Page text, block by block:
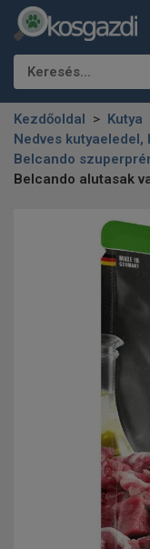
Keresés…
Kezdőoldal
Kutya
Nedves kutyaeledel,
Belcando
Belcando alutasak